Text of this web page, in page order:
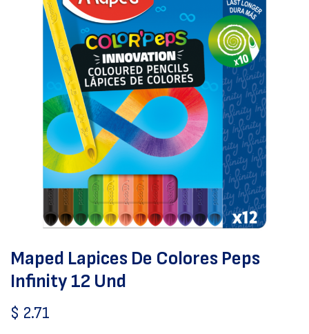
Maped Lapices De Colores Peps
Infinity 12 Und
$ 2.71